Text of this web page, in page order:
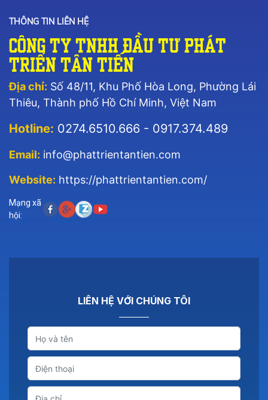
THÔNG TIN LIÊN HỆ
Công Ty TNHH Đầu Tư Phát
Triển Tân Tiến
Địa chỉ: Số 48/11, Khu Phố Hòa Long, Phường Lái
Thiêu, Thành phố Hồ Chí Minh, Việt Nam
Hotline: 0274.6510.666 - 0917.374.489
Email: info@phattrientantien.com
Website: https://phattrientantien.com/
Mạng xã
hội:
LIÊN HỆ VỚI CHÚNG TÔI